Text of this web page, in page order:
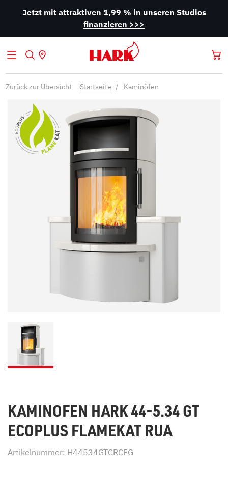
Jetzt mit attraktiven 1,99 % in unseren Studios
finanzieren >>>
Zurück zur Übersicht Startseite Kaminöfen
KAMINOFEN HARK 44-5.34 GT
ECOPLUS FLAMEKAT RUA
Artikelnummer: H44534GTCRCFG